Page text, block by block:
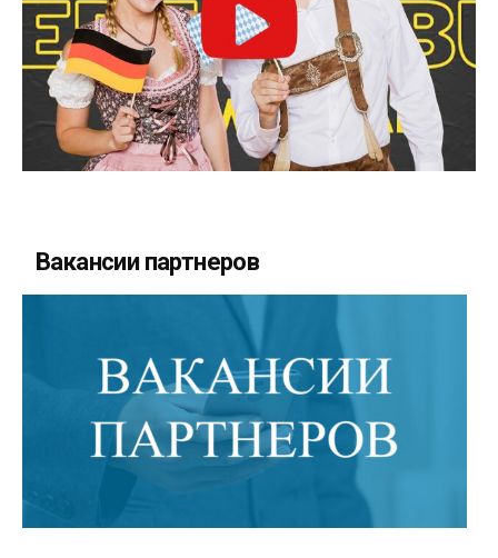
Вакансии партнеров